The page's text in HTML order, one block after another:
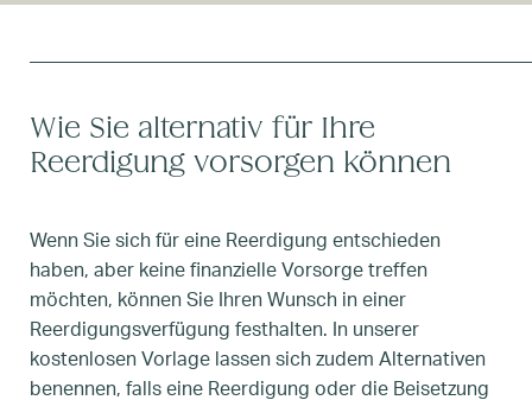
Wie Sie alternativ für Ihre
Reerdigung vorsorgen können
Wenn Sie sich für eine Reerdigung entschieden
haben, aber keine finanzielle Vorsorge treffen
möchten, können Sie Ihren Wunsch in einer
Reerdigungsverfügung festhalten. In unserer
kostenlosen Vorlage lassen sich zudem Alternativen
benennen, falls eine Reerdigung oder die Beisetzung